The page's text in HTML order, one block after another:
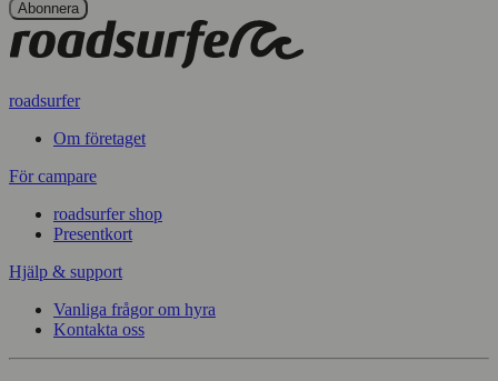
roadsurfer
Om företaget
För campare
roadsurfer shop
Presentkort
Hjälp & support
Vanliga frågor om hyra
Kontakta oss